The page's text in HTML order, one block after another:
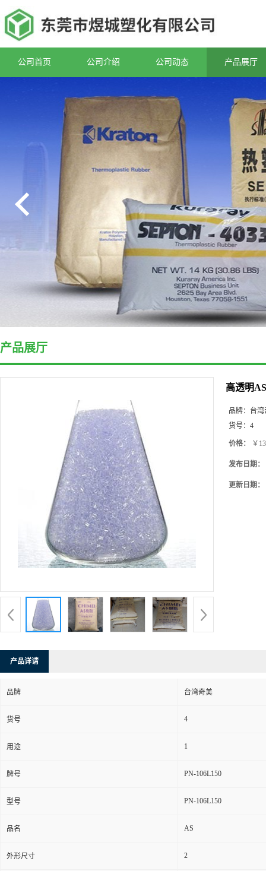
公司首页 公司介绍 公司动态 产品展厅
产品展厅
高透明
品牌： 台湾
货号： 4
价格： ￥
发布日期：
更新日期：
产品详请
品牌 台湾奇美
货号 4
用途 1
牌号 PN-106L150
型号 PN-106L150
品名 AS
外形尺寸 2